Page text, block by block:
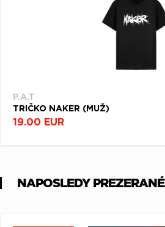
P.A.T
TRIČKO NAKER (MUŽ)
19.00 EUR
NAPOSLEDY PREZERANÉ